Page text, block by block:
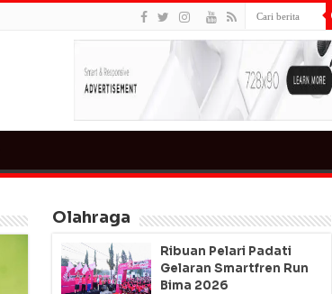
Olahraga
Ribuan Pelari Padati
Gelaran Smartfren Run
Bima 2026